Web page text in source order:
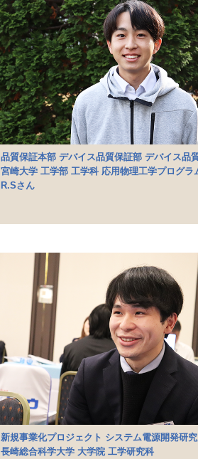
品質保証本部 デバイス品質保証部 デバイス品
宮崎大学 工学部 工学科 応用物理工学プログラ
R.Sさん
新規事業化プロジェクト システム電源開発研
長崎総合科学大学 大学院 工学研究科